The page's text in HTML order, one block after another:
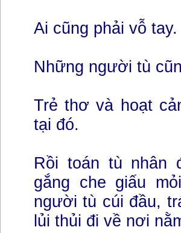
Ai cũng phải vỗ tay.
Những người tù
Trẻ thơ và hoạt
tại đó.
Rồi toán tù nhân
gắng che giấu
người tù cúi đầu,
lủi thủi đi về nơi